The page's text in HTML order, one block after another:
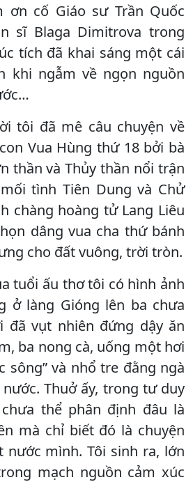
ơn cố Giáo sư Trần Quốc
sĩ Blaga Dimitrova trong
tích đã khai sáng một cái
khi ngẫm về ngọn nguồn
tôi đã mê câu chuyện về
Vua Hùng thứ 18 bởi bà
thần và Thủy thần nổi trận
tình Tiên Dung và Chử
chàng hoàng tử Lang Liêu
dâng vua cha thứ bánh
cho đất vuông, trời tròn.
tuổi ấu thơ tôi có hình ảnh
ở làng Gióng lên ba chưa
đã vụt nhiên đứng dậy ăn
ba nong cà, uống một hơi
sông” và nhổ tre đằng ngà
Thuở ấy, trong tư duy
thể phân định đâu là
mà chỉ biết đó là chuyện
nước mình. Tôi sinh ra, lớn
mạch nguồn cảm xúc